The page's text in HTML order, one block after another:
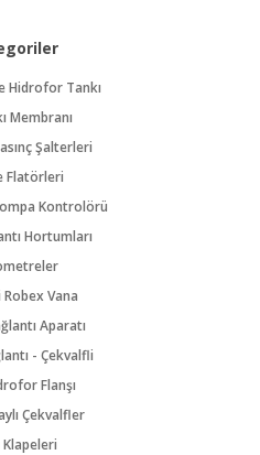
Hidrofor Tankı
Membranı
Şalterleri
Flatörleri
Kontrolörü
Hortumları
Vana
Aparatı
- Çekvalfli
Flanşı
Çekvalfler
Klapeleri